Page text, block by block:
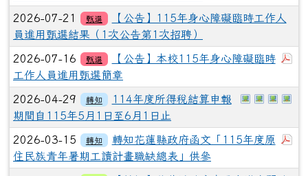
2026-07-21 甄選
【公告】115年身心障礙臨時工作人
員進用甄選結果（1次公告第1次招聘）
2026-07-16 甄選
【公告】本校115年身心障礙臨時
工作人員進用甄選簡章
於彈跳視
於彈跳
於彈
2026-04-29 轉知
114年度所得稅結算申報
期間自115年5月1日至6月1日止
2026-03-15 轉知
轉知花蓮縣政府函文「115年度原
住民族青年暑期工讀計畫職缺總表」供參